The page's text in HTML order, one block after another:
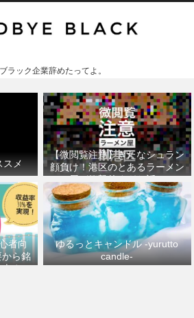
ラック企業辞めたってよ。
スメ
【微閲覧注意】きたなシュラン
顔負け！港区のとあるラーメン
屋が衝撃的すぎた話。
者向
ら銘
まで
ゆるっとキャンドル -yurutto
candle-